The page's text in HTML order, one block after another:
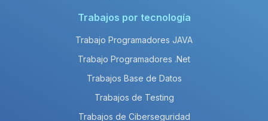
Trabajos por tecnología
Trabajo Programadores JAVA
Trabajo Programadores .Net
Trabajos Base de Datos
Trabajos de Testing
Trabajos de Ciberseguridad